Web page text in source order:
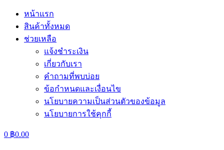
หน้าแรก
สินค้าทั้งหมด
ช่วยเหลือ
แจ้งชำระเงิน
เกี่ยวกับเรา
คำถามที่พบบ่อย
ข้อกำหนดและเงื่อนไข
นโยบายความเป็นส่วนตัวของข้อมูล
นโยบายการใช้คุกกี้
0 ฿0.00